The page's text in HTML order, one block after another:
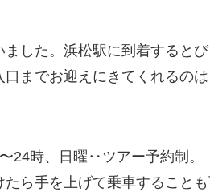
した。浜松駅に到着するとび
までお迎えにきてくれるの
24時、日曜‥ツアー予約制。
ら手を上げて乗車することも